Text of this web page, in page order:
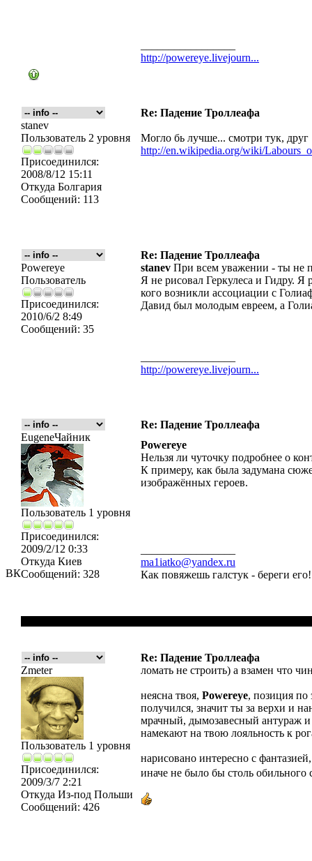
ВК
http://powereye.livejourn...
Re: Падение Троллеафа
stanev
Пользователь 2 уровня
Присоединился:
2008/8/12 15:11
Откуда Болгария
Сообщений: 113
Могло бь лучше... смотри тук, друг
http://en.wikipedia.org/wiki/
Re: Падение Троллеафа
Powereye
Пользователь
Присоединился:
2010/6/2 8:49
Сообщений: 35
stanev При всем уважении - ты не
Я не рисовал Геркулеса и Гидру. Я
кого возникли ассоциации с
Давид был молодым евреем, а
http://powereye.livejourn...
Re: Падение Троллеафа
EugeneЧайник
Пользователь 1 уровня
Присоединился:
2009/2/12 0:33
Откуда Киев
Сообщений: 328
Powereye
Нельзя ли чуточку подробнее о
К примеру, как была задумана
изображённых героев.
ma1iatko@yandex.ru
Как повяжешь галстук - береги
Re: Падение Троллеафа
Zmeter
Пользователь 1 уровня
Присоединился:
2009/3/7 2:21
Откуда Из-под Польши
Сообщений: 426
ломать не строить) а взамен что
неясна твоя, Powereye, позиция по
получился, значит ты за верхи и
мрачный, дымозавесный антураж и
намекают на твою лояльность к
нарисовано интересно с
иначе не было бы столь обильного